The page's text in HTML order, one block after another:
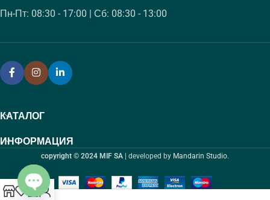
Пн-Пт: 08:30 - 17:00 | Сб: 08:30 - 13:00
КАТАЛОГ
ИНФОРМАЦИЯ
copyright © 2024 MIF SA | developed by Mandarin Studio.
0